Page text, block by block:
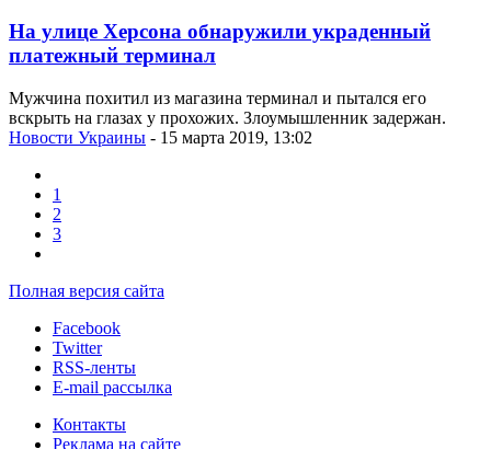
На улице Херсона обнаружили украденный
платежный терминал
Мужчина похитил из магазина терминал и пытался его
вскрыть на глазах у прохожих. Злоумышленник задержан.
Новости Украины - 15 марта 2019, 13:02
1
2
3
Полная версия сайта
Facebook
Twitter
RSS-ленты
E-mail рассылка
Контакты
Реклама на сайте